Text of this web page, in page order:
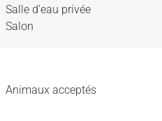
Salle d'eau privée
Salon
Animaux acceptés